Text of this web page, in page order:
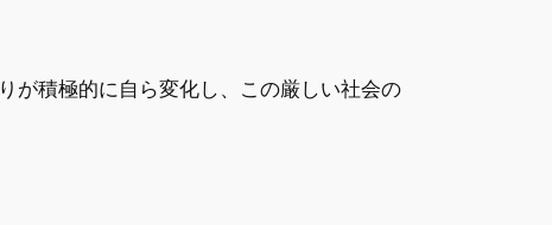
が積極的に自ら変化し、この厳しい社会の